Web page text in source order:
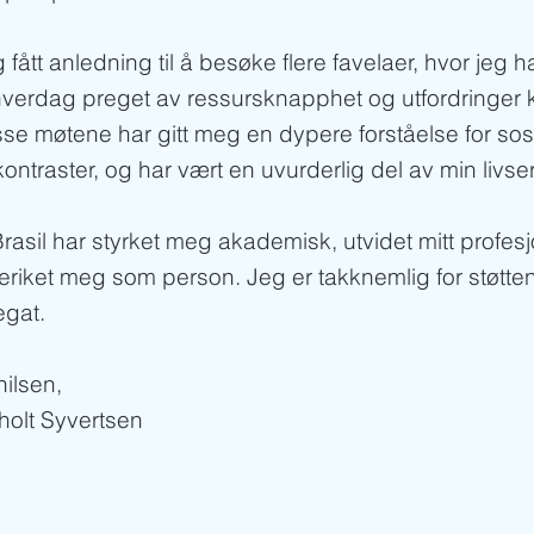
fått anledning til å besøke flere favelaer, hvor jeg
preget av ressursknapphet og utfordringer
møtene har gitt meg en dypere forståelse for
og har vært en uvurderlig del av min
har styrket meg akademisk, utvidet mitt
meg som person. Jeg er takknemlig for
Syvertsen